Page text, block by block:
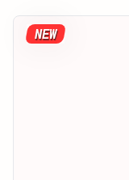
NEW